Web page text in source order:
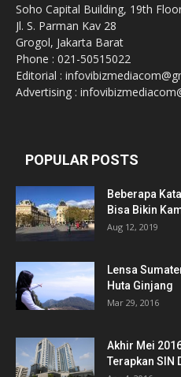
Soho Capital Building, 19th
Jl. S. Parman Kav 28
Grogol, Jakarta Barat
Phone : 021-50515022
Editorial :
Advertising :
POPULAR POSTS
Beberapa
Bisa Bikin
Aug 12, 2019
Lensa
Huta Ginjang
Mar 29, 2016
Akhir Mei
Terapkan SIN